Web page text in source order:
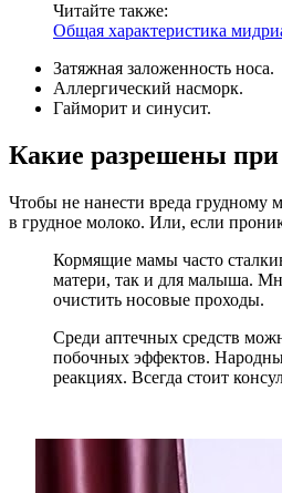
Читайте также:
Общая характеристика
Затяжная заложенность носа.
Аллергический насморк.
Гайморит и синусит.
Какие разрешены
Чтобы не нанести вреда грудному
в грудное молоко. Или, если
Кормящие мамы часто
матери, так и для малыша.
очистить носовые проходы.
Среди аптечных средств
побочных эффектов.
реакциях. Всегда стоит